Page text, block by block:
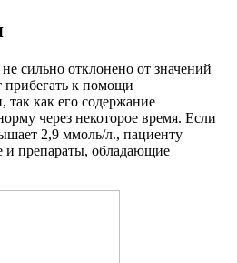
сильно отклонено от значений
прибегать к помощи
так как его содержание
через некоторое время. Если
2,9 ммоль/л., пациенту
и препараты, обладающие